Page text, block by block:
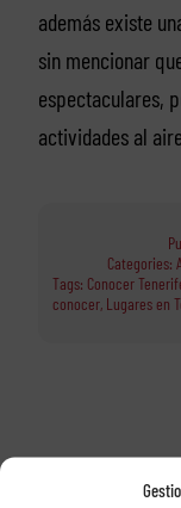
además existe
sin mencionar
espectaculares,
actividades al
Categories:
Tags: Conocer
conocer, Lugares en